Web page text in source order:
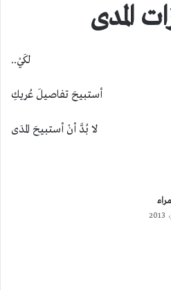
المدى
لكَيْ..
أستبيحَ تفاصيلَ عُريكِ
لا بُدَّ أنْ أستبيحَ المدَى